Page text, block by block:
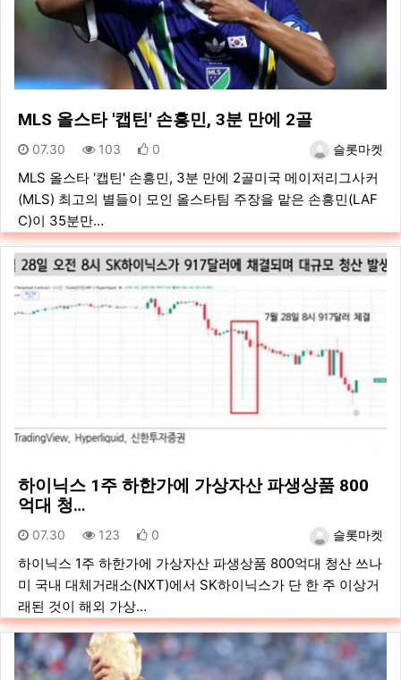
MLS 올스타 '캡틴' 손흥민, 3분 만에 2골
등록자슬롯마켓
등록일
07.30 조회
103 추천
0
MLS 올스타 '캡틴' 손흥민, 3분 만에 2골미국 메이저리그사커
(MLS) 최고의 별들이 모인 올스타팀 주장을 맡은 손흥민(LAF
C)이 35분만…
하이닉스 1주 하한가에 가상자산 파생상품 800
억대 청…
등록자슬롯마켓
등록일
07.30 조회
123 추천
0
하이닉스 1주 하한가에 가상자산 파생상품 800억대 청산 쓰나
미 국내 대체거래소(NXT)에서 SK하이닉스가 단 한 주 이상거
래된 것이 해외 가상…